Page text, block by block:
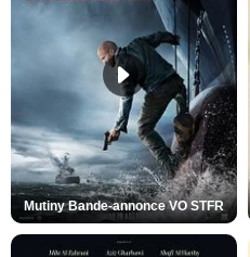
Mutiny Bande-annonce VO STFR